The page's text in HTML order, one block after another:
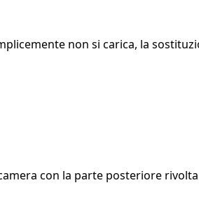
non si carica, la
con la parte posteriore